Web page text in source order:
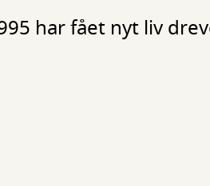
har fået nyt liv